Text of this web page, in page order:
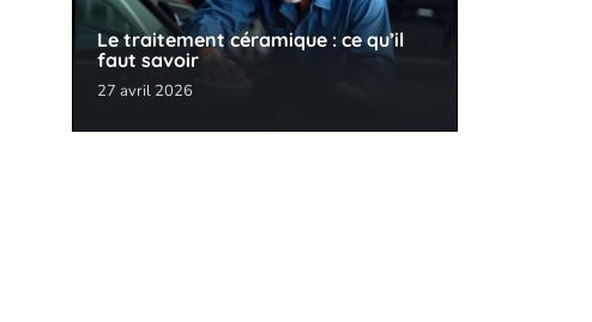
Le traitement céramique : ce qu’il
faut savoir
27 avril 2026